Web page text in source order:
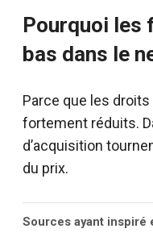
Pourquoi les
bas dans le
Parce que les
fortement réduits.
d’acquisition
du prix.
Sources ayant inspiré